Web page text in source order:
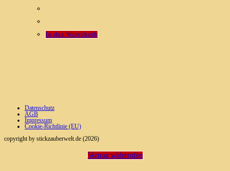
In den Warenkorb
Datenschutz
AGB
Impressum
Cookie-Richtlinie (EU)
copyright by stickzauberwelt.de (2026)
Vertrag widerrufen